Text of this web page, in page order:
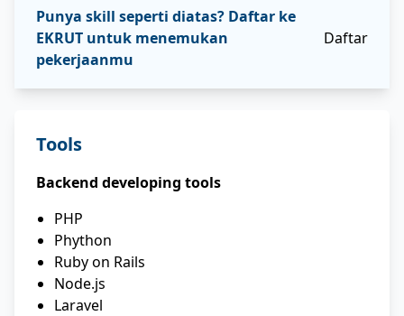
Punya skill seperti diatas? Daftar ke
EKRUT untuk menemukan
pekerjaanmu
Daftar
Tools
Backend developing tools
PHP
Phython
Ruby on Rails
Node.js
Laravel